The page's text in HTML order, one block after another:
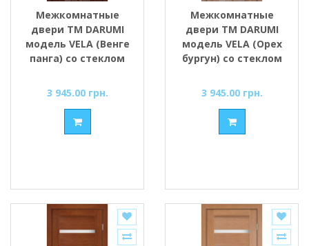
Межкомнатные
двери ТМ DARUMI
модель VELA (Венге
панга) со стеклом
3 945.00 грн.
Межкомнатные
двери ТМ DARUMI
модель VELA (Орех
бургун) со стеклом
3 945.00 грн.